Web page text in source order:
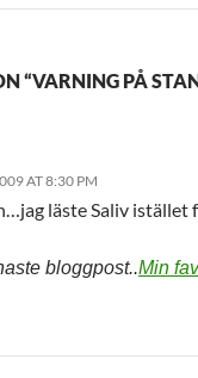
“VARNING PÅ
AT 8:30 PM
läste Saliv istället
bloggpost..Min